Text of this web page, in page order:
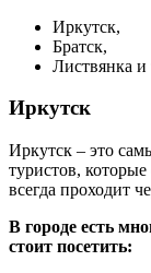
Иркутск,
Братск,
Листвянка и
Иркутск
Иркутск – это
туристов,
всегда проходит
В городе есть
стоит посетить: